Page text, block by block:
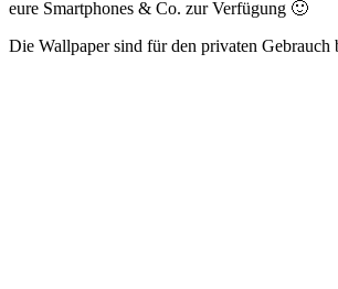
eure Smartphones & Co. zur Verfügung 🙂
Die Wallpaper sind für den privaten Gebrauch